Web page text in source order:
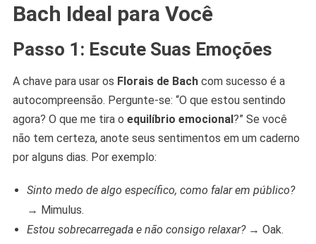
Bach Ideal para Você
Passo 1: Escute Suas Emoções
A chave para usar os Florais de Bachcom sucesso é a
autocompreensão. Pergunte-se: “O que estou sentindo
agora? O que me tira o equilíbrio emocional ?” Se você
não tem certeza, anote seus sentimentos em um caderno
por alguns dias. Por exemplo:
Sinto medo de algo específico, como falar em público?
→ Mimulus.
Estou sobrecarregada e não consigo relaxar?→ Oak.